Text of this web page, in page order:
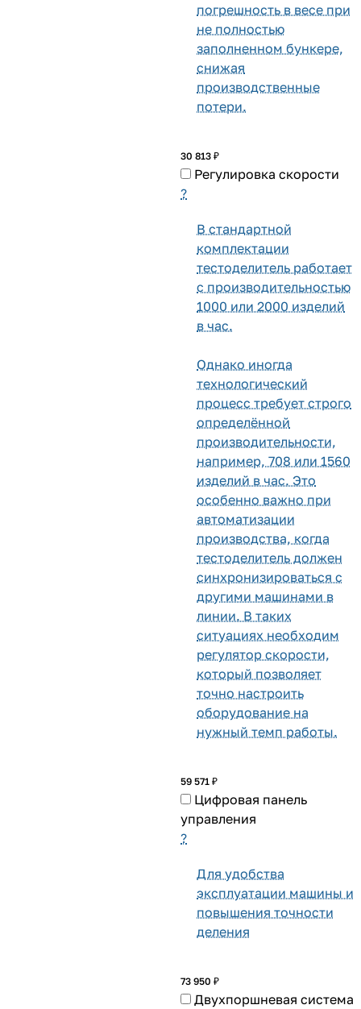
погрешность в весе при
не полностью
заполненном бункере,
снижая
производственные
потери.
30 813 ₽
Регулировка скорости
?
В стандартной
комплектации
тестоделитель работает
с производительностью
1000 или 2000 изделий
в час.
Однако иногда
технологический
процесс требует строго
определённой
производительности,
например, 708 или 1560
изделий в час. Это
особенно важно при
автоматизации
производства, когда
тестоделитель должен
синхронизироваться с
другими машинами в
линии. В таких
ситуациях необходим
регулятор скорости,
который позволяет
точно настроить
оборудование на
нужный темп работы.
59 571 ₽
Цифровая панель
управления
?
Для удобства
эксплуатации машины и
повышения точности
деления
73 950 ₽
Двухпоршневая система